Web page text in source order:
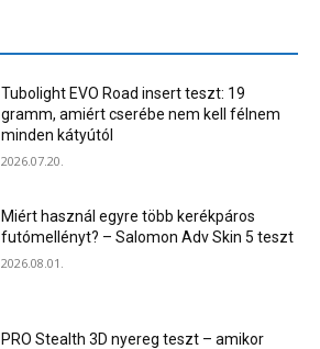
Tubolight EVO Road insert teszt: 19
gramm, amiért cserébe nem kell félnem
minden kátyútól
2026.07.20.
Miért használ egyre több kerékpáros
futómellényt? – Salomon Adv Skin 5 teszt
2026.08.01.
PRO Stealth 3D nyereg teszt – amikor